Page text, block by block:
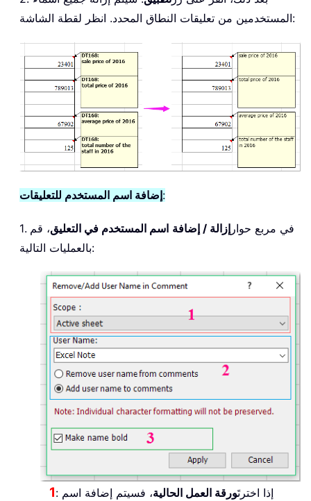
المستخدمين من تعليقات النطاق المحدد. انظر لقطة الشاشة:
إضافة اسم المستخدم للتعليقات:
1. في مربع حوار إزالة / إضافة اسم المستخدم في التعليق، قم
بالعمليات التالية:
1 : إذا اخترتَورقة العمل الحالية، فسيتم إضافة اسم